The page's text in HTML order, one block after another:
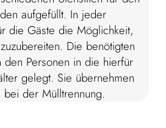
aufgefüllt. In jeder
die Gäste die Möglichkeit,
Die benötigten
den Personen in die hierfür
gelegt. Sie übernehmen
der Mülltrennung.